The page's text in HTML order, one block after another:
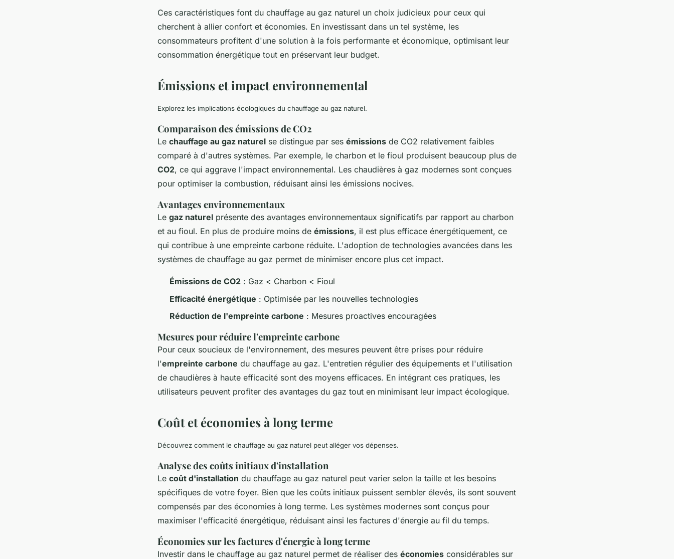
Ces caractéristiques font du chauffage au gaz naturel un choix judicieux pour ceux qui
cherchent à allier confort et économies. En investissant dans un tel système, les
consommateurs profitent d'une solution à la fois performante et économique, optimisant leur
consommation énergétique tout en préservant leur budget.
Émissions et impact environnemental
Explorez les implications écologiques du chauffage au gaz naturel.
Comparaison des émissions de CO2
Le chauffage au gaz naturel se distingue par ses émissions de CO2 relativement faibles
comparé à d'autres systèmes. Par exemple, le charbon et le fioul produisent beaucoup plus de
CO2, ce qui aggrave l'impact environnemental. Les chaudières à gaz modernes sont conçues
pour optimiser la combustion, réduisant ainsi les émissions nocives.
Avantages environnementaux
Le gaz naturel présente des avantages environnementaux significatifs par rapport au charbon
et au fioul. En plus de produire moins de émissions, il est plus efficace énergétiquement, ce
qui contribue à une empreinte carbone réduite. L'adoption de technologies avancées dans les
systèmes de chauffage au gaz permet de minimiser encore plus cet impact.
Émissions de CO2 : Gaz < Charbon < Fioul
Efficacité énergétique : Optimisée par les nouvelles technologies
Réduction de l'empreinte carbone : Mesures proactives encouragées
Mesures pour réduire l'empreinte carbone
Pour ceux soucieux de l'environnement, des mesures peuvent être prises pour réduire
l'empreinte carbone du chauffage au gaz. L'entretien régulier des équipements et l'utilisation
de chaudières à haute efficacité sont des moyens efficaces. En intégrant ces pratiques, les
utilisateurs peuvent profiter des avantages du gaz tout en minimisant leur impact écologique.
Coût et économies à long terme
Découvrez comment le chauffage au gaz naturel peut alléger vos dépenses.
Analyse des coûts initiaux d'installation
Le coût d'installation du chauffage au gaz naturel peut varier selon la taille et les besoins
spécifiques de votre foyer. Bien que les coûts initiaux puissent sembler élevés, ils sont souvent
compensés par des économies à long terme. Les systèmes modernes sont conçus pour
maximiser l'efficacité énergétique, réduisant ainsi les factures d'énergie au fil du temps.
Économies sur les factures d'énergie à long terme
Investir dans le chauffage au gaz naturel permet de réaliser des économies considérables sur